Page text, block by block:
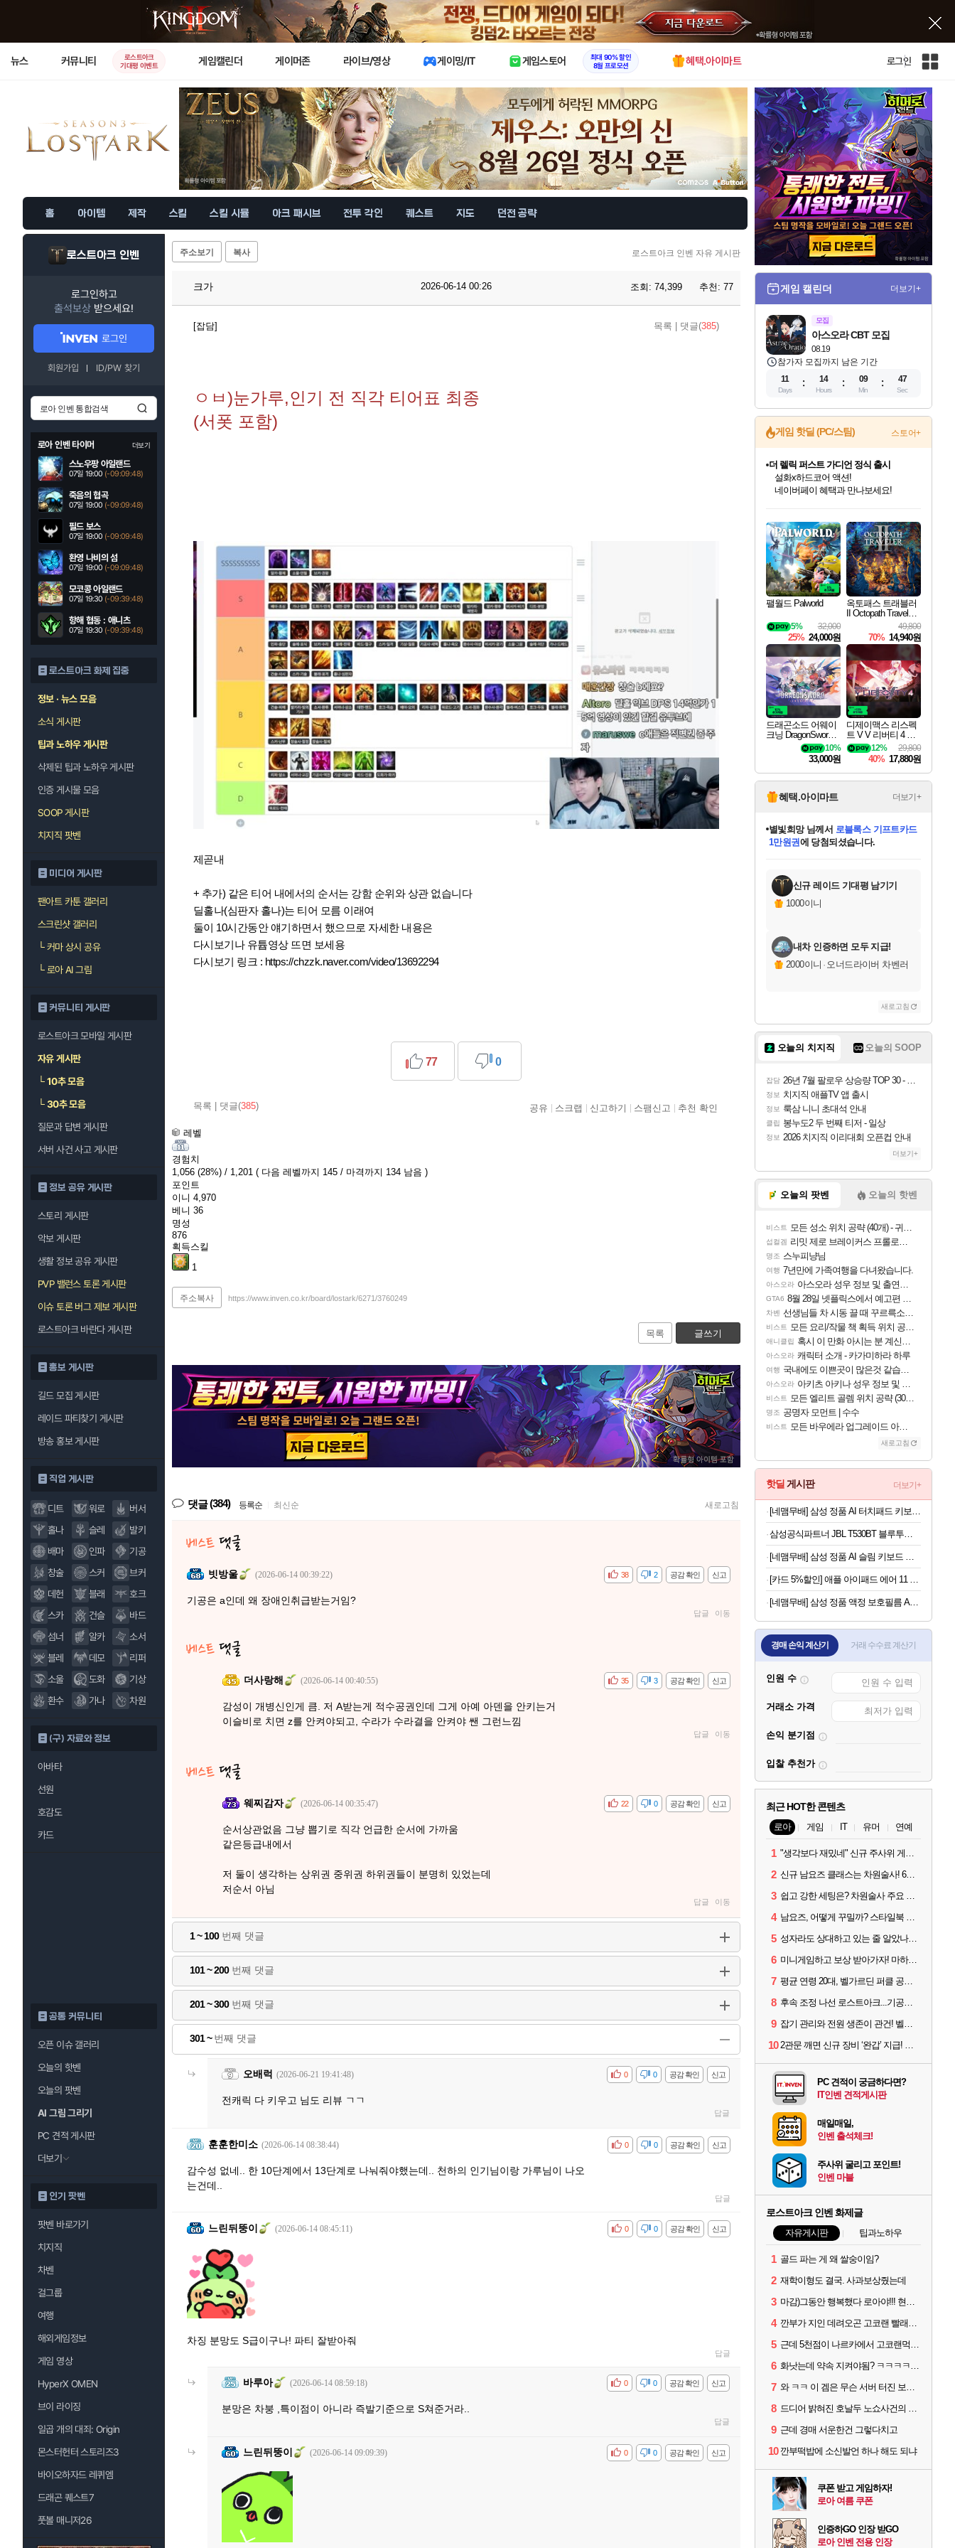
X
뉴스 커뮤니티
로스트아크
기대평 이벤트
게임캘린더 게이머존 라이브/영상 게이밍/IT 게임스토어
최대 90% 할인
8월 프로모션
혜택.아이마트 로그인
인
전
이
트
맵
홈 아이템 제작 스킬 스킬 시뮬 아크 패시브 전투 각인 퀘스트 지도 던전 공략
로스트아크 인벤
로그인하고
출석보상 받으세요!
로그인
회원가입 ID/PW 찾기
로아 인벤 타이머 더보기
스노우팡 아일랜드
07일 19:00 (-09:09:47)
죽음의 협곡
07일 19:00 (-09:09:47)
필드 보스
07일 19:00 (-09:09:47)
환영 나비의 섬
07일 19:00 (-09:09:47)
모코콩 아일랜드
07일 19:30 (-09:39:47)
항해 협동 : 애니츠
07일 19:30 (-09:39:47)
로스트아크 화제 집중
정보 · 뉴스 모음
소식 게시판
팁과 노하우 게시판
삭제된 팁과 노하우 게시판
인증 게시물 모음
SOOP 게시판
치지직 팟벤
미디어 게시판
팬아트 카툰 갤러리
스크린샷 갤러리
└커마 상시 공유
└로아 AI 그림
커뮤니티 게시판
로스트아크 모바일 게시판
자유 게시판
└10추 모음
└30추 모음
질문과 답변 게시판
서버 사건 사고 게시판
정보 공유 게시판
스토리 게시판
악보 게시판
생활 정보 공유 게시판
PVP 밸런스 토론 게시판
이슈 토론 버그 제보 게시판
로스트아크 바란다 게시판
홍보 게시판
길드 모집 게시판
레이드 파티찾기 게시판
방송 홍보 게시판
직업 게시판
디트 워로
버서
홀나
슬레
발키
배마
인파
기공
창술
스커
브커
데헌
블래
호크
스카
건슬
바드
섬너
알카
소서
블레
데모
리퍼
소울
도화
기상
환수
가나 차원
(구) 자료와 정보
아바타
선원
호감도
카드
공통 커뮤니티
오픈 이슈 갤러리
오늘의 핫벤
오늘의 팟벤
AI 그림 그리기
PC 견적 게시판
더보기
인기 팟벤
팟벤 바로가기
치지직
차벤
걸그룹
여행
해외게임정보
게임 영상
HyperX OMEN
브이 라이징
일곱 개의 대죄: Origin
몬스터헌터 스토리즈3
바이오하자드 레퀴엠
드래곤 퀘스트7
풋볼 매니저26
주소보기 복사 로스트아크 인벤 자유 게시판
크가 2026-06-14 00:26 조회: 74,399 추천: 77
[잡담] 목록 댓글(385)
ㅇㅂ)눈가루,인기 전 직각 티어표 최종
(서폿 포함)
제곧내
+ 추가) 같은 티어 내에서의 순서는 강함 순위와 상관 없습니다
딜홀나(심판자 홀나)는 티어 모름 이래여
둘이 10시간동안 얘기하면서 했으므로 자세한 내용은
다시보기나 유튭영상 뜨면 보세용
다시보기 링크 : https://chzzk.naver.com/video/13692294
목록 댓글(385)
77 0
공유 스크랩 신고하기 스팸신고 추천 확인
레벨
경험치
1,056 (28%) / 1,201 ( 다음 레벨까지 145 / 마격까지 134 남음 )
포인트
이니 4,970
베니 36
명성
876
획득스킬
1
주소복사 https://www.inven.co.kr/board/lostark/6271/3760249
목록 글쓰기
댓글(384) 등록순 최신순 새로고침
빗방울 (2026-06-14 00:39:22) 신고
공감 확인
비공감 2
38
기공은 a인데 왜 장애인취급받는거임?
답글 이동
더사랑해 (2026-06-14 00:40:55) 신고
공감 확인
비공감 3
35
감성이 개병신인게 큼. 저 A받는게 적수공권인데 그게 아예 아덴을 안키는거
이슬비로 치면 z를 안켜야되고, 수라가 수라결을 안켜야 쌘 그런느낌
답글 이동
웨찌감자 (2026-06-14 00:35:47) 신고
공감 확인
비공감 0
22
순서상관없음 그냥 뽑기로 직각 언급한 순서에 가까움
같은등급내에서
저 둘이 생각하는 상위권 중위권 하위권들이 분명히 있었는데
저순서 아님
답글 이동
1 ~ 100번째 댓글
101 ~ 200번째 댓글
201 ~ 300번째 댓글
301 ~번째 댓글
오배럭 (2026-06-21 19:41:48) 신고
공감 확인
비공감 0
0
전캐릭 다 키우고 님도 리뷰 ㄱㄱ
답글
훈훈한미소 (2026-06-14 08:38:44) 신고
공감 확인
비공감 0
0
감수성 없네.. 한 10단계에서 13단계로 나눠줘야했는데.. 천하의 인기님이랑 가루님이 나오
는건데..
답글
느린뒤뚱이 (2026-06-14 08:45:11) 신고
공감 확인
비공감 0
0
차징 분망도 S급이구나! 파티 잘받아줘
답글
바루아 (2026-06-14 08:59:18) 신고
공감 확인
비공감 0
0
분망은 차붕 ,특이점이 아니라 즉발기준으로 S쳐준거라..
답글
느린뒤뚱이 (2026-06-14 09:09:39) 신고
공감 확인
비공감 0
0
게임 캘린더 더보기+
모집
08.19
아스오라 CBT 모집
참가자 모집까지 남은 기간
11
Days
14
Hours
09
Min
46
Sec
게임 핫딜 (PC/스팀) 스토어+
최대 90% 할인가를 만나보세요!
네이버혜택과 함께 만나보세요!
50%할인&추가 적립까지!
네이버 포인트 혜택까지!
이니&베니 혜택까지!
네이버 혜택가와 함께 예약하세요!
할인&네이버혜택으로 만나보세요!
더 렐릭 퍼스트 가디언 정식 출시
설화x하드코어 액션!
네이버페이 혜택과 만나보세요!
베데스다 40주년 기념 할인 중!
베데스다의 명작들을
할인가에 만나보세요!
일부 에디션 상시 할인!
혜택으로 예약 판매 중
편안하게 충전하세요
팰월드 Palworld
32,000
5%
25% 24,000원
옥토패스 트래블러
II Octopath Traveler I
49,800
70% 14,940원
드래곤소드 어웨이
크닝 DragonSword A
10%
33,000원
디제이맥스 리스펙
트 V V 리버티 4 팩
DJMAX RESPECT
V V Liberty 4 Pack D
29,800
12%
40% 17,880원
혜택.아이마트 더보기+
교환.
당첨되셨습니다.
당첨되셨습니다.
당첨되셨습니다.
별빛희망님께서 로블록스 기프트카드
1만원권에 당첨되셨습니다.
당첨되셨습니다.
당첨되셨습니다.
당첨되셨습니다.
당첨되셨습니다.
에디션 (스팀코드)를 교환.
당첨되셨습니다.
신규 레이드 기대평 남기기
1000이니
내차 인증하면 모두 지급!
2000이니 · 오너드라이버 차벤러
새로고침
오늘의 치지직 오늘의 SOOP
잡담 26년 7월 팔로우 상승량 TOP 30 - 월간 치지직
정보 치지직 애플TV 앱 출시
정보 룩삼 니니 초대석 안내
클립 봉누도2 두 번째 티저 - 일상
정보 2026 치지직 이리대회 오픈컵 안내
더보기+
오늘의 팟벤 오늘의 핫벤
비스트 모든 성소 위치 공략 (40개) - 귀환한 영혼 도전과제
섭컬겜 리밋 제로 브레이커스 프롤로그 테스트 후기 영상 업로드
명조 스누피냥님
여행 7년만에 가족여행을 다녀왔습니다.
아스오라 아스오라 성우 정보 및 출연작 모음
GTA6 8월 28일 넷플릭스에서 예고편 공개 예정
차벤 선생님들 차 시동 끌 때 꾸르륵소리나는데
비스트 모든 요리/작물 책 획득 위치 공략 (36개) - 미식가 도전과제
애니클립 혹시 이 만화 아시는 분 계신가요
아스오라 캐릭터 소개 - 카가미하라 하루
여행 국내에도 이쁜곳이 많은것 같습니다
아스오라 아키츠 아키나 성우 정보 및 주요 필모
비스트 모든 엘리트 골렘 위치 공략 (30개) - 방랑 결투가
명조 공명자 모먼트 | 수수
비스트 모든 바우에라 업그레이드 아이템 획득 위치 공략 (89개)
새로고침
핫딜 게시판 더보기+
[네맴무배] 삼성 정품 액정 보호필름 AR 스크린 프로텍터 갤럭시Z 폴드8 울트라, 2매입
경매 손익 계산기 거래 수수료 계산기
인원 수
거래소 가격
손익 분기점
입찰 추천가
최근 HOT한 콘텐츠
로아 게임 IT 유머 연예
1 "생각보다 재밌네" 신규 주사위 게임 티카투카 호평
2 신규 남요즈 클래스는 차원술사! 6월 20일 로아온 썸머 정리
3 쉽고 강한 세팅은? 차원술사 주요 빌드와 스킬 코드
4 남요즈, 어떻게 꾸밀까? 스타일북 인기 차원술사 커스터마이즈
5 성자라도 상대하고 있는 줄 알았나? 벨가르딘 이모저모
6 미니게임하고 보상 받아가자! 마하라카 썸머 캠프 할 일은?
7 평균 연령 20대, 벨가르딘 퍼클 공대 '영로티'를 만나다
8 후속 조정 나선 로스트아크...기공사, 차원술사 하향
9 잡기 관리와 전원 생존이 관건! 벨가르딘 유물 칭호 획득방법 정리
10 2관문 깨면 신규 장비 ‘완갑’ 지급! 그림자 레이드 벨가르딘 공개
PC 견적이 궁금하다면?
IT인벤 견적게시판
매일매일,
인벤 출석체크!
주사위 굴리고 포인트!
인벤 마블
로스트아크 인벤 화제글
자유게시판 팁과노하우
1 골드 파는 게 왜 쌀숭이임?
2 재학이형도 결국. 사과보상줬는데
3 마감)그동안 행복했다 로아야!!! 현생살러간다!!!
4 깐부가 지인 데려오곤 고코랜 빨래질 해놓고선 저격하네 ㅋㅋ
5 근데 5천점이 나르카에서 고코랜먹는게 그렇게잘못된거임?
6 화낫는데 약속 지켜야됨? ㅋㅋㅋㅋ 어이없네
7 와 ㅋㅋ 이 겜은 무슨 서버 터진 보상을 숙제로 주냐 ㅋㅋ
8 드디어 밝혀진 호날두 노쇼사건의 진실 ㅁㅊㄷㄷㄷㄷ
9 근데 경매 서운한건 그렇다치고
10 깐부떡밥에 소신발언 하나 해도 되냐
쿠폰 받고 게임하자!
로아 여름 쿠폰
인증하GO 인장 받GO
로아 인벤 전용 인장